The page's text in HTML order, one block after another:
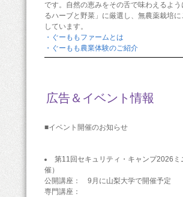
です。自然の恵みをその舌で味わえるよ
るハーブと野菜」に厳選し、無農薬栽培
しています。
・ぐーももファームとは
・ぐーもも農業体験のご紹介
広告＆イベント情報
■イベント開催のお知らせ
第11回セキュリティ・キャンプ2026ミ
催）
公開講座： 9月に山梨大学で開催予定
専門講座：